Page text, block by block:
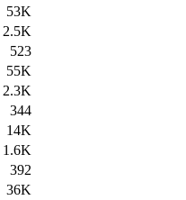
53K
2.5K
523
55K
2.3K
344
14K
1.6K
392
36K